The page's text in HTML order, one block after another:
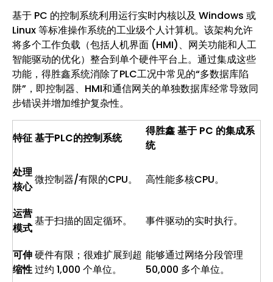
基于 PC 的控制系统利用运行实时内核以及 Windows 或
Linux 等标准操作系统的工业级个人计算机。该架构允许
将多个工作负载（包括人机界面 (HMI)、网关功能和人工
智能驱动的优化）整合到单个硬件平台上。通过集成这些
功能，得胜鑫系统消除了PLC工况中常见的“多数据库陷
阱”，即控制器、HMI和通信网关的单独数据库经常导致同
步错误并增加维护复杂性。
特征基于PLC的控制系统
得胜鑫 基于 PC 的集成系
统
处理
核心
微控制器/有限的CPU。 高性能多核CPU。
运营
模式
基于扫描的固定循环。 事件驱动的实时执行。
可伸
缩性
硬件有限；很难扩展到超
过约 1,000 个单位。
能够通过网络分段管理
50,000 多个单位。